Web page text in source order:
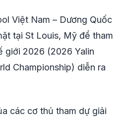
Việt Nam – Dương Quốc
tại St Louis, Mỹ để tham
giới 2026 (2026 Yalin
Championship) diễn ra
các cơ thủ tham dự giải